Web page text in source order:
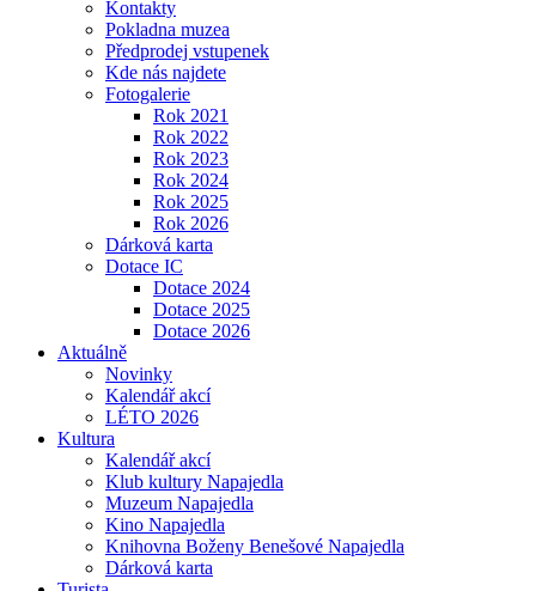
Kontakty
Pokladna muzea
Předprodej vstupenek
Kde nás najdete
Fotogalerie
Rok 2021
Rok 2022
Rok 2023
Rok 2024
Rok 2025
Rok 2026
Dárková karta
Dotace IC
Dotace 2024
Dotace 2025
Dotace 2026
Aktuálně
Novinky
Kalendář akcí
LÉTO 2026
Kultura
Kalendář akcí
Klub kultury Napajedla
Muzeum Napajedla
Kino Napajedla
Knihovna Boženy Benešové Napajedla
Dárková karta